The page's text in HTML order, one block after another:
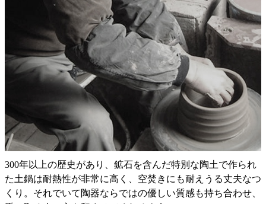
300年以上の歴史があり、鉱石を含んだ特別な陶土で作られ
た土鍋は耐熱性が非常に高く、空焚きにも耐えうる丈夫なつ
くり。それでいて陶器ならではの優しい質感も持ち合わせ、